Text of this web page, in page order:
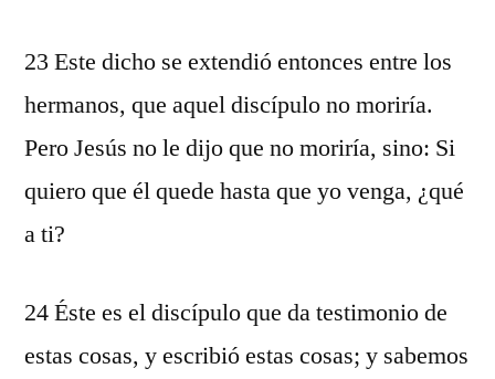
23 Este dicho se extendió entonces entre los
hermanos, que aquel discípulo no moriría.
Pero Jesús no le dijo que no moriría, sino: Si
quiero que él quede hasta que yo venga, ¿qué
a ti?
24 Éste es el discípulo que da testimonio de
estas cosas, y escribió estas cosas; y sabemos